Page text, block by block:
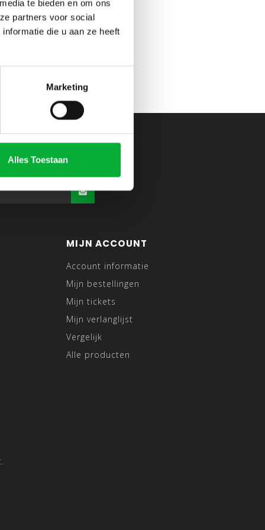
te bieden en om ons
partners voor social
die u aan ze heeft
Marketing
Alles Toestaan
MIJN ACCOUNT
Account informatie
Mijn bestellingen
Mijn tickets
Mijn verlanglijst
Vergelijk
Alle producten